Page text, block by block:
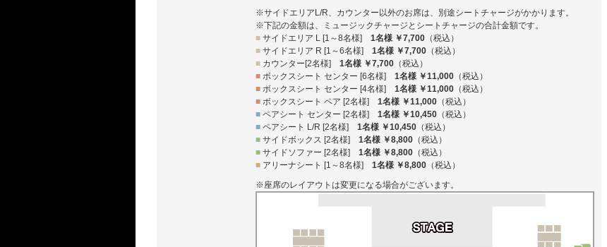
※サイドエリアL/R、カウンター以外のお席は、別途シートチャージがかかります。
※下記の金額は、ミュージックチャージとシートチャージの合計金額です。
■ サイドエリア L [1～8名様] 1名様 ￥7,700 （税込）
■ サイドエリア R [1～6名様] 1名様 ￥7,700 （税込）
■ カウンター[2名様] 1名様 ￥7,700 （税込）
■ ボックスシート センター [6名様] 1名様 ￥11,000 （税込）
■ ボックスシート センター [4名様] 1名様 ￥11,000 （税込）
■ ボックスシート ペア [2名様] 1名様 ￥11,000 （税込）
■ ペアシート センター [2名様] 1名様 ￥10,450 （税込）
■ ペアシート L/R [2名様] 1名様 ￥10,450 （税込）
■ サイドボックス [2名様] 1名様 ￥8,800 （税込）
■ サイドソファー [2名様] 1名様 ￥8,800 （税込）
■ アリーナシート [1～8名様] 1名様 ￥8,800 （税込）
※座席のレイアウトは変更になる場合がございます。